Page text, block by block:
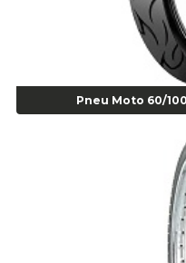
Alicate Corte Frontal - Cod
Alicate Corte Frontal - Cod
Alicate Corte Lateral Força
Alicate de Corte Diagonal -
Alicate de Pressão Corneta
Alicate de Pressão Gedore -
Alicate para Abracadeira 3/16"
Alicate para Anéis Externos
Alicate para Anéis Externos
Alicate para Anéis Internos
Alicate para Anéis Tipo Trava
Pneu Moto 60/